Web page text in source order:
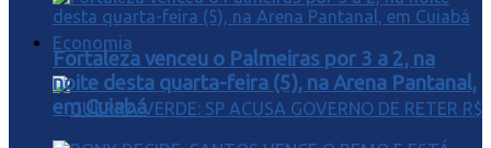
Economia
Fortaleza venceu o Palmeiras por 3 a 2, na
noite desta quarta-feira (5), na Arena Pantanal,
em Cuiabá